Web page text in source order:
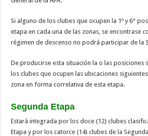
Si alguno de los clubes que ocupen la 1º y 6°
etapa en cada una de las zonas, se encontrase
régimen de descenso no podrá participar de la
De producirse esta situación la o las posiciones
los clubes que ocupen las ubicaciones
zona en forma correlativa de esta etapa.
Segunda Etapa
Estará integrada por los doce (12) clubes
Etapa y por los catorce (14) clubes de la